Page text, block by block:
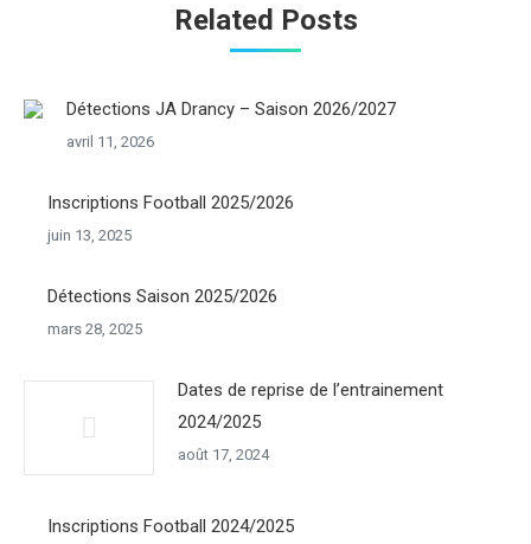
Related Posts
Détections JA Drancy – Saison 2026/2027
avril 11, 2026
Inscriptions Football 2025/2026
juin 13, 2025
Détections Saison 2025/2026
mars 28, 2025
Dates de reprise de l’entrainement
2024/2025
août 17, 2024
Inscriptions Football 2024/2025